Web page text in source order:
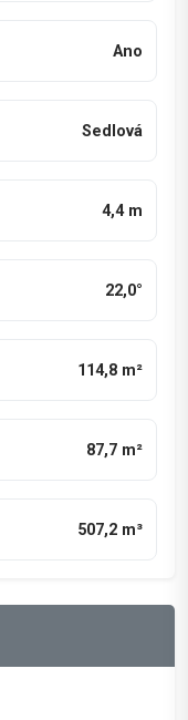
Ano
Sedlová
4,4 m
22,0°
114,8 m²
87,7 m²
507,2 m³